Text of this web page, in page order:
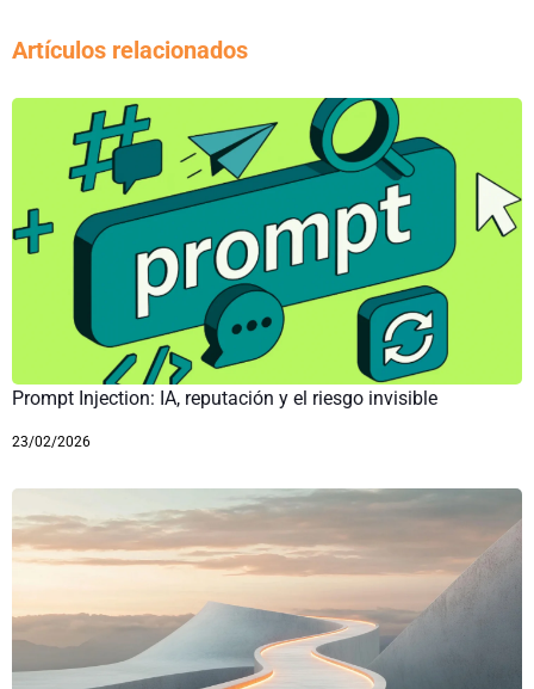
Artículos relacionados
Prompt Injection: IA, reputación y el riesgo invisible
23/02/2026